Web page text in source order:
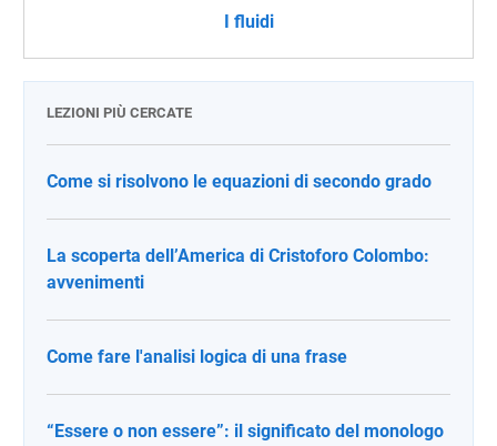
I fluidi
LEZIONI PIÙ CERCATE
Come si risolvono le equazioni di secondo grado
La scoperta dell’America di Cristoforo Colombo:
avvenimenti
Come fare l'analisi logica di una frase
“Essere o non essere”: il significato del monologo